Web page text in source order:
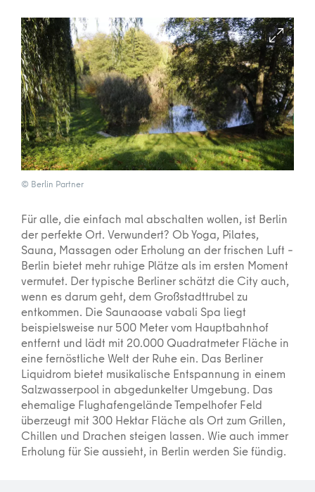
© Berlin Partner
Für alle, die einfach mal abschalten wollen, ist Berlin
der perfekte Ort. Verwundert? Ob Yoga, Pilates,
Sauna, Massagen oder Erholung an der frischen Luft –
Berlin bietet mehr ruhige Plätze als im ersten Moment
vermutet. Der typische Berliner schätzt die City auch,
wenn es darum geht, dem Großstadttrubel zu
entkommen. Die Saunaoase vabali Spa liegt
beispielsweise nur 500 Meter vom Hauptbahnhof
entfernt und lädt mit 20.000 Quadratmeter Fläche in
eine fernöstliche Welt der Ruhe ein. Das Berliner
Liquidrom bietet musikalische Entspannung in einem
Salzwasserpool in abgedunkelter Umgebung. Das
ehemalige Flughafengelände Tempelhofer Feld
überzeugt mit 300 Hektar Fläche als Ort zum Grillen,
Chillen und Drachen steigen lassen. Wie auch immer
Erholung für Sie aussieht, in Berlin werden Sie fündig.